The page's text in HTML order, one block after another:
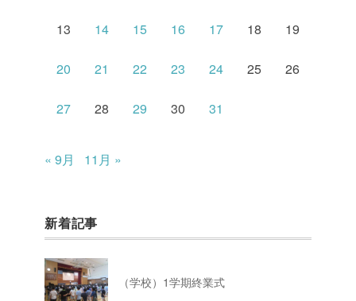
13 14 15 16 17 18 19
20 21 22 23 24 25 26
27 28 29 30 31
« 9月 11月 »
新着記事
（学校）1学期終業式